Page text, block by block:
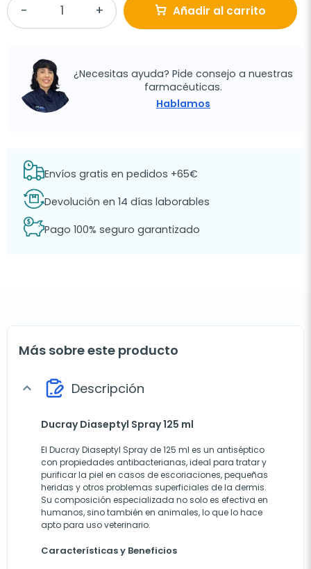
Añadir al carrito
¿Necesitas ayuda? Pide consejo a nuestras
farmacéuticas.
Hablamos
Envíos gratis en pedidos +65€
Devolución en 14 días laborables
Pago 100% seguro garantizado
Más sobre este producto
expand_more Descripción
Ducray Diaseptyl Spray 125 ml
El Ducray Diaseptyl Spray de 125 ml es un antiséptico
con propiedades antibacterianas, ideal para tratar y
purificar la piel en casos de escoriaciones, pequeñas
heridas y otros problemas superficiales de la dermis.
Su composición especializada no solo es efectiva en
humanos, sino también en animales, lo que lo hace
apto para uso veterinario.
Características y Beneficios